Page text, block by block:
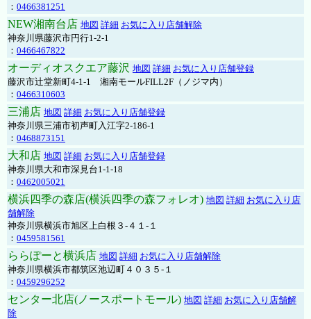
： 0466381251
NEW湘南台店 地図 詳細 お気に入り店舗解除
神奈川県藤沢市円行1-2-1
： 0466467822
オーディオスクエア藤沢 地図 詳細 お気に入り店舗登録
藤沢市辻堂新町4-1-1 湘南モールFILL2F（ノジマ内）
： 0466310603
三浦店 地図 詳細 お気に入り店舗登録
神奈川県三浦市初声町入江字2-186-1
： 0468873151
大和店 地図 詳細 お気に入り店舗登録
神奈川県大和市深見台1-1-18
： 0462005021
横浜四季の森店(横浜四季の森フォレオ) 地図 詳細 お気に入り店
舗解除
神奈川県横浜市旭区上白根３-４１-１
： 0459581561
ららぽーと横浜店 地図 詳細 お気に入り店舗解除
神奈川県横浜市都筑区池辺町４０３５-１
： 0459296252
センター北店(ノースポートモール) 地図 詳細 お気に入り店舗解
除